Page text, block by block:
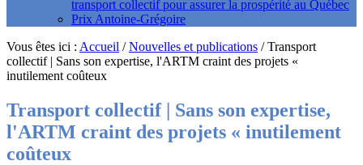
transport collectif pour assurer la prospérité au Québec
Prix Antoine-Grégoire
Vous êtes ici : Accueil /Nouvelles et publications /Transport
collectif | Sans son expertise, l'ARTM craint des projets «
inutilement coûteux
Transport collectif | Sans son expertise,
l'ARTM craint des projets « inutilement
coûteux